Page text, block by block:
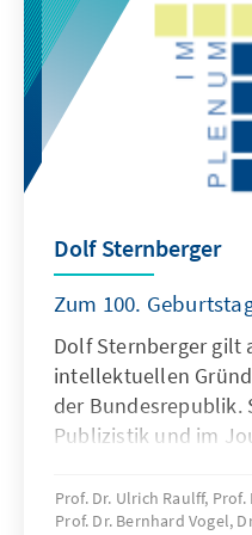
eine globalisierte
Gewerkschaften der
Situation der
Bestandsaufnahme
Zukunftsfelder einer
organisatorischen
eruiert. Dafür waren
europäischen
Gewerkschaften und
Ausland sowie
und europäischen
eingeladen. Der
dokumentiert
inhaltlichen
des Kongresses
Dolf Sternberger
Zum 100.
Dolf Sternberger gilt
intellektuellen
der Bundesrepublik.
Publizistik und im
für die Politische
öffentlichen Diskurs
Prof. Dr. Ulrich Raulff,
Prof. Dr. Bernhard Vogel,